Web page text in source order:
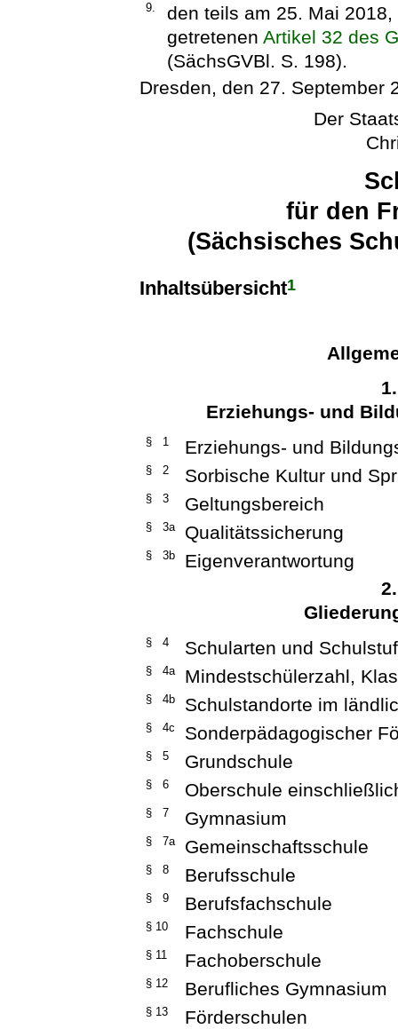
9.
den teils am 25. Mai
getretenen Artikel 32 des
(SächsGVBl. S. 198).
Dresden, den 27. September
Der
für den
(Sächsisches
Inhaltsübersicht1
Erziehungs- und
§ 1 Erziehungs- und
§ 2 Sorbische Kultur und
§ 3 Geltungsbereich
§ 3a Qualitätssicherung
§ 3b
Eigenverantwortung
§ 4 Schularten und
§ 4a Mindestschülerzahl,
§ 4b Schulstandorte im
§ 4c Sonderpädagogischer
§ 5 Grundschule
§ 6 Oberschule
§ 7 Gymnasium
§ 7a Gemeinschaftsschule
§ 8 Berufsschule
§ 9 Berufsfachschule
§ 10 Fachschule
§ 11 Fachoberschule
§ 12 Berufliches Gymnasium
§ 13 Förderschulen